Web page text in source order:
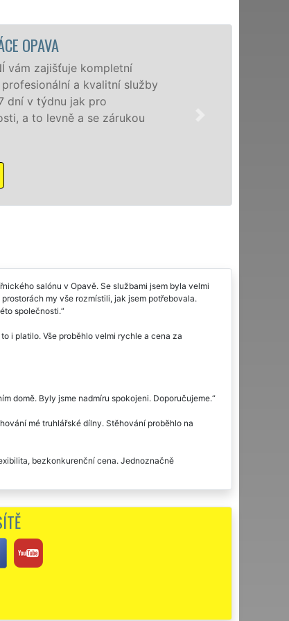
kompletní
kvalitní služby
pro
se zárukou
salónu v Opavě. Se službami jsem byla velmi
my vše rozmístili, jak jsem potřebovala.
společnosti.
i platilo. Vše proběhlo velmi rychle a cena za
domě. Byly jsme nadmíru spokojeni. Doporučujeme.
mé truhlářské dílny. Stěhování proběhlo na
bezkonkurenční cena. Jednoznačně